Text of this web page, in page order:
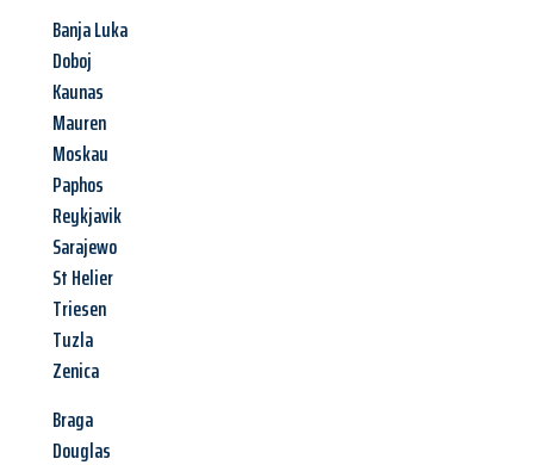
Banja Luka
Doboj
Kaunas
Mauren
Moskau
Paphos
Reykjavik
Sarajewo
St Helier
Triesen
Tuzla
Zenica
Braga
Douglas